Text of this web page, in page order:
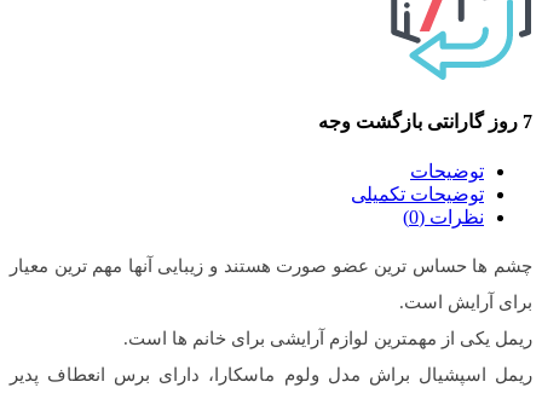
7 روز گارانتی بازگشت وجه
توضیحات
توضیحات تکمیلی
نظرات (0)
چشم ها حساس ترین عضو صورت هستند و زیبایی آنها مهم ترین معیار
برای آرایش است.
ریمل یکی از مهمترین لوازم آرایشی برای خانم ها است.
ریمل اسپشیال براش مدل ولوم ماسکارا، دارای برس انعطاف پدیر